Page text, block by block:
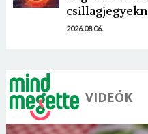
2026.08.06.
VIDEÓK